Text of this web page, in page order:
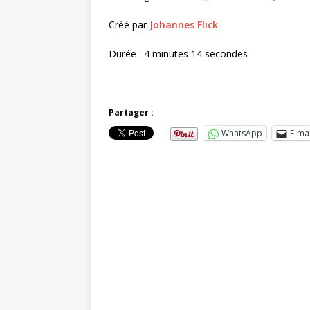
Créé par Johannes Flick
Durée : 4 minutes 14 secondes
Partager :
WhatsApp
E-